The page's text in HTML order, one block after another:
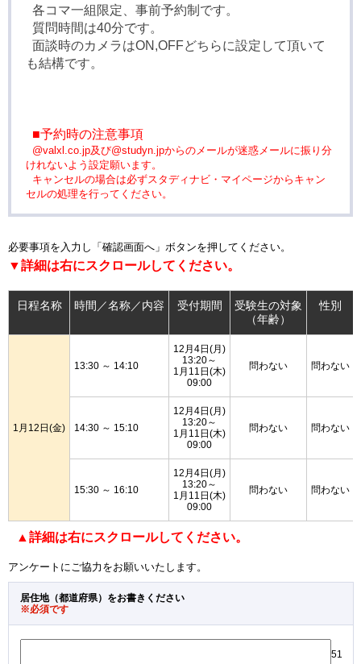
各コマ一組限定、事前予約制です。
質問時間は40分です。
面談時のカメラはON,OFFどちらに設定して頂いて
も結構です。
■予約時の注意事項
@valxl.co.jp及び@studyn.jpからのメールが迷惑メールに振り分
けれないよう設定願います。
キャンセルの場合は必ずスタディナビ・マイページからキャン
セルの処理を行ってください。
必要事項を入力し「確認画面へ」ボタンを押してください。
▼詳細は右にスクロールしてください。
日程名称 時間／名称／内容 受付期間
受験生の対象
（年齢）
性別
1月12日(金)
13:30 ～ 14:10
12月4日(月)
13:20～
1月11日(木)
09:00
問わない 問わない
14:30 ～ 15:10
12月4日(月)
13:20～
1月11日(木)
09:00
問わない 問わない
15:30 ～ 16:10
12月4日(月)
13:20～
1月11日(木)
09:00
問わない 問わない
▲詳細は右にスクロールしてください。
アンケートにご協力をお願いいたします。
居住地（都道府県）をお書きください
※必須です
51